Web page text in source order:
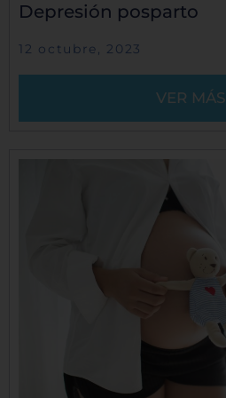
Depresión posparto
12 octubre, 2023
VER MÁS